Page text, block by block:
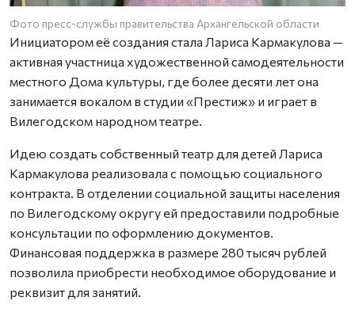
Фото пресс-службы правительства Архангельской области
Инициатором её создания стала Лариса Кармакулова —
активная участница художественной самодеятельности
местного Дома культуры, где более десяти лет она
занимается вокалом в студии «Престиж» и играет в
Вилегодском народном театре.
Идею создать собственный театр для детей Лариса
Кармакулова реализовала с помощью социального
контракта. В отделении социальной защиты населения
по Вилегодскому округу ей предоставили подробные
консультации по оформлению документов.
Финансовая поддержка в размере 280 тысяч рублей
позволила приобрести необходимое оборудование и
реквизит для занятий.